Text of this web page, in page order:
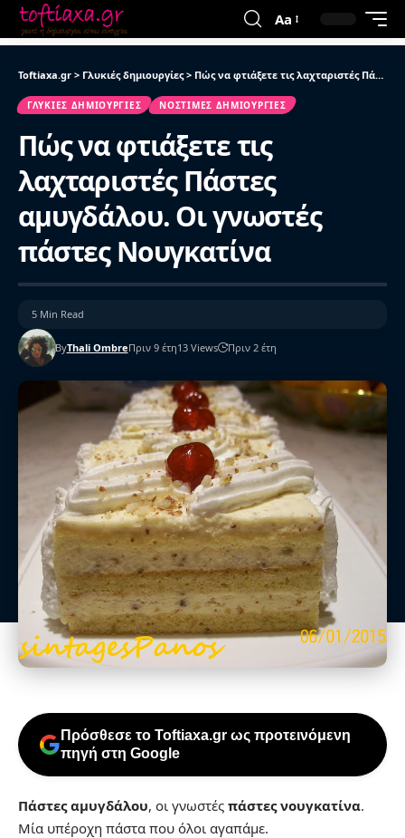
Aa
Toftiaxa.gr > Γλυκιές δημιουργίες> Πώς να φτιάξετε τις λαχταριστές Πάστες αμυγδάλου. Οι γνωστές πάστες Νουγκατίνα
ΓΛΥΚΙΈΣ ΔΗΜΙΟΥΡΓΊΕΣ ΝΌΣΤΙΜΕΣ ΔΗΜΙΟΥΡΓΊΕΣ
Πώς να φτιάξετε τις
λαχταριστές Πάστες
αμυγδάλου. Οι γνωστές
πάστες Νουγκατίνα
ByThali OmbreΠριν 9 έτη13 Views Πριν 2 έτη
5 Min Read
Πρόσθεσε το Toftiaxa.gr ως προτεινόμενη
πηγή στη Google
Πάστες αμυγδάλου, οι γνωστές πάστες νουγκατίνα.
Μία υπέροχη πάστα που όλοι αγαπάμε.